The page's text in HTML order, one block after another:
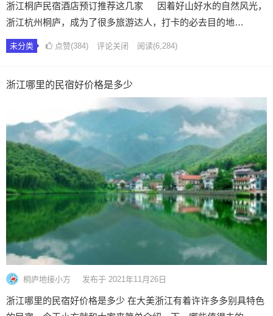
浙江桐庐民宿酒店预订推荐这几家 因着好山好水的自然风光，
浙江杭州桐庐，成为了很多旅游达人，打卡的必去目的地…
未分类 点赞(384) 评论关闭 阅读(6,284)
浙江哪里的民宿好价格是多少
桐庐地接小方 发布于 2021年11月26日
浙江哪里的民宿好价格是多少 在大美浙江有着许许多多别具特色